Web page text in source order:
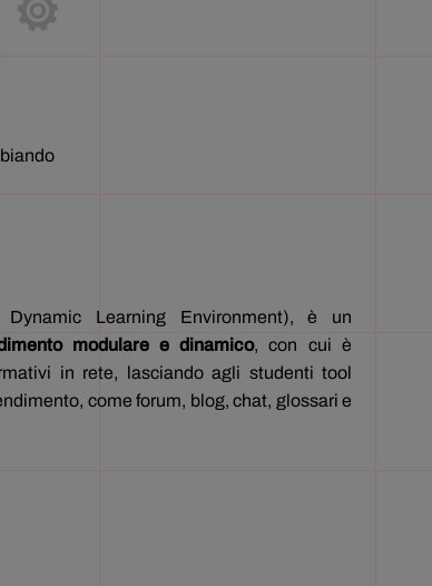
Dynamic Learning Environment), è un
modulare e dinamico, con cui è
in rete, lasciando agli studenti tool
come forum, blog, chat, glossari e